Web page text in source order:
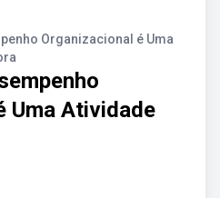
Organizacional é Uma
Uma Atividade